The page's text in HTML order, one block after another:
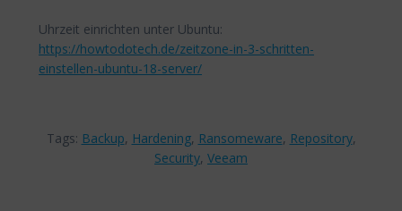
Uhrzeit einrichten unter Ubuntu:
https://howtodotech.de/zeitzone-in-3-schritten-
einstellen-ubuntu-18-server/
Tags: Backup, Hardening, Ransomeware, Repository,
Security, Veeam